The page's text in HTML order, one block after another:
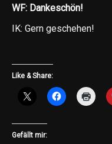
WF: Dankeschön!
IK: Gern geschehen!
Like & Share:
Gefällt mir: